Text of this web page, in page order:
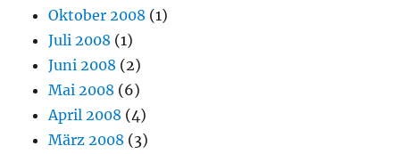
Oktober 2008 (1)
Juli 2008 (1)
Juni 2008 (2)
Mai 2008 (6)
April 2008 (4)
März 2008 (3)